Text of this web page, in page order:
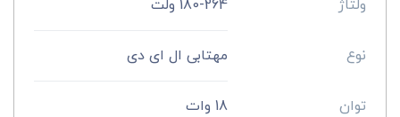
ولتاژ 180-264 ولت
نوع مهتابی ال ای دی
توان 18 وات